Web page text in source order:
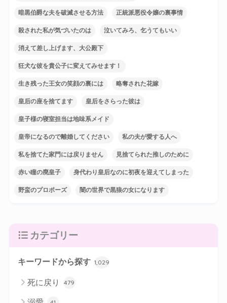
暗黒伯爵な夫を破滅させる方法 正統派悪役令嬢の裏事情
殺された私が気づいたのは 泣いてみろ、乞うてもいい
消えて差し上げます、大公殿下
狂犬な彼を貴公子に変えてみせます！
生き残った王女の笑顔の裏には 略奪された花嫁
皇后の座を捨てます 皇后をさらった彼は
皇子様の寝室担当は地味系メイド
皇帝になるので離婚してください 私の夫が愛する人へ
私を捨てた家門には戻りません 見捨てられた推しのために
赤い瞳の廃皇子 身代わり皇后なのに初夜を迎えてしまった
野蛮のプロポーズ 闇の世界で黒狼の女になります
カテゴリー
キーワードから探す 1,029
死に戻り 479